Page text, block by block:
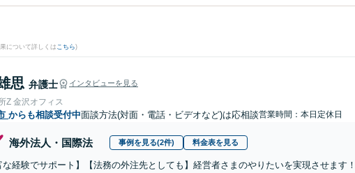
について詳しくは こちら)
思 弁護士 インタビューを見る
Z 金沢オフィス
からも相談受付中面談方法(対面・電話・ビデオなど)は応相談営業時間：本日定休日
海外法人・国際法 事例を見る(2件) 料金表を見る
な経験でサポート】【法務の外注先としても】経営者さまのやりたいを実現させます